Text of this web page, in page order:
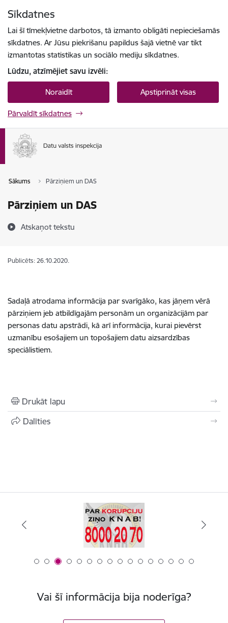
Sīkdatnes
Lai šī tīmekļvietne darbotos, tā izmanto obligāti nepieciešamās
sīkdatnes. Ar Jūsu piekrišanu papildus šajā vietnē var tikt
izmantotas statistikas un sociālo mediju sīkdatnes.
Lūdzu, atzīmējiet savu izvēli:
Noraidīt Apstiprināt visas
Pārvaldīt sīkdatnes
Sākums Pārziņiem un DAS
Pārziņiem un DAS
Atskaņot tekstu
Publicēts: 26.10.2020.
Sadaļā atrodama informācija par svarīgāko, kas jāņem vērā
pārziņiem jeb atbildīgajām personām un organizācijām par
personas datu apstrādi, kā arī informācija, kurai pievērst
uzmanību esošajiem un topošajiem datu aizsardzības
speciālistiem.
Drukāt lapu
Dalīties
Vai šī informācija bija noderīga?